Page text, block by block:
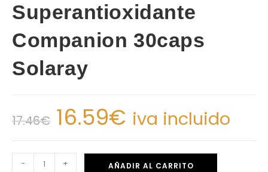
Superantioxidante
Companion 30caps
Solaray
17.46€ 16.59€ iva incluido
- + AÑADIR AL CARRITO